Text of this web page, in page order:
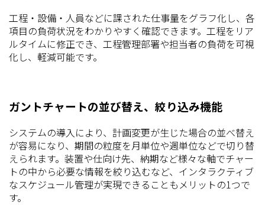
工程・設備・人員などに課された仕事量をグラフ化し、各
項目の負荷状況をわかりやすく確認できます。工程をリア
ルタイムに修正でき、工程管理部署や担当者の負荷を可視
化し、軽減可能です。
ガントチャートの並び替え、絞り込み機能
システムの導入により、計画変更が生じた場合の並べ替え
が容易になり、期間の粒度を月単位や週単位などで切り替
えられます。装置や仕向け先、納期など様々な軸でチャー
トの中から必要な情報を絞り込むなど、インタラクティブ
なスケジュール管理が実現できることもメリットの1つで
す。